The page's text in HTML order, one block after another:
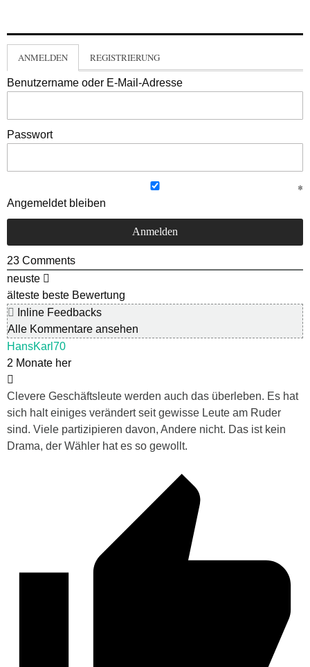
ANMELDEN REGISTRIERUNG
Benutzername oder E-Mail-Adresse
Passwort
Angemeldet bleiben
23 Comments
neuste
älteste beste Bewertung
Inline Feedbacks
Alle Kommentare ansehen
HansKarl70
2 Monate her
Clevere Geschäftsleute werden auch das überleben. Es hat
sich halt einiges verändert seit gewisse Leute am Ruder
sind. Viele partizipieren davon, Andere nicht. Das ist kein
Drama, der Wähler hat es so gewollt.